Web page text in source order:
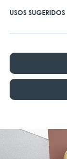
USOS SUGERIDOS